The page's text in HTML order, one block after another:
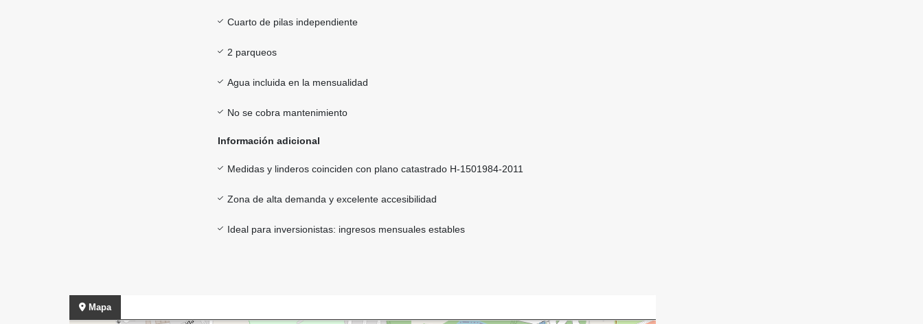
Cuarto de pilas independiente
2 parqueos
Agua incluida en la mensualidad
No se cobra mantenimiento
Información adicional
Medidas y linderos coinciden con plano catastrado H-1501984-2011
Zona de alta demanda y excelente accesibilidad
Ideal para inversionistas: ingresos mensuales estables
Mapa